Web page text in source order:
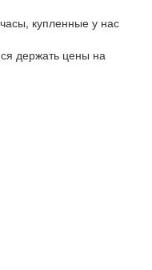
купленные у нас
держать цены на